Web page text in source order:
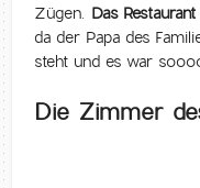
Zügen. Das
da der Papa des
steht und es war
Die Zimmer